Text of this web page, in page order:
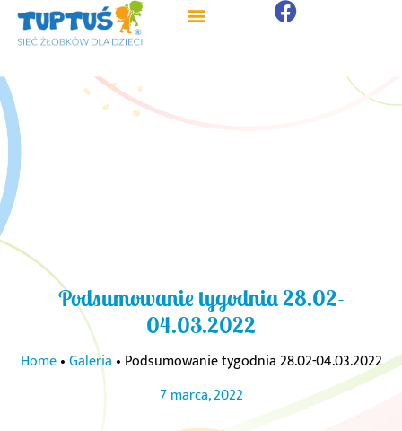
Podsumowanie tygodnia 28.02-
04.03.2022
Home•Galeria • Podsumowanie tygodnia 28.02-04.03.2022
7 marca, 2022